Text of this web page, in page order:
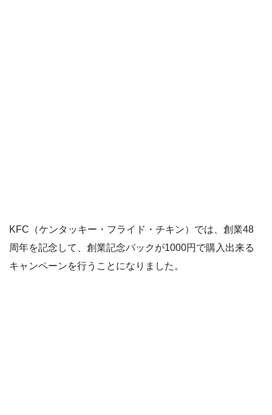
KFC（ケンタッキー・フライド・チキン）では、創業48
周年を記念して、創業記念パックが1000円で購入出来る
キャンペーンを行うことになりました。